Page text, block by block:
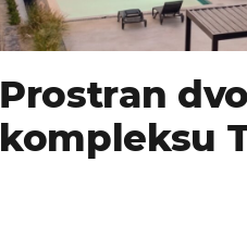
Prostran
kompleksu